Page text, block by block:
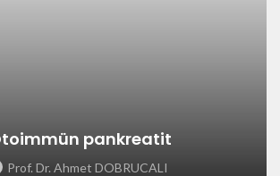
pankreatit
Prof. Dr. Ahmet DOBRUCALI